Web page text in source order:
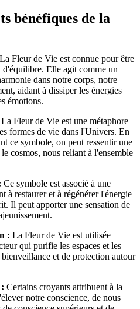
bénéfiques de la
La Fleur de Vie est connue pour être
Elle agit comme un
dans notre corps, notre
aidant à dissiper les énergies
émotions.
La Fleur de Vie est une métaphore
formes de vie dans l'Univers. En
ce symbole, on peut ressentir une
cosmos, nous reliant à l'ensemble
Ce symbole est associé à une
à restaurer et à régénérer l'énergie
Il peut apporter une sensation de
: La Fleur de Vie est utilisée
qui purifie les espaces et les
et de protection autour
Certains croyants attribuent à la
notre conscience, de nous